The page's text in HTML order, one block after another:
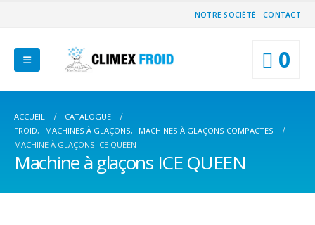
NOTRE SOCIÉTÉ CONTACT
0
ACCUEIL
CATALOGUE
FROID, MACHINES À GLAÇONS,
MACHINES À GLAÇONS COMPACTES
MACHINE À GLAÇONS ICE QUEEN
Machine à glaçons ICE QUEEN